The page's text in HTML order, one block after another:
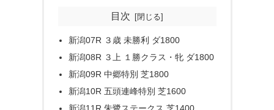
目次
新潟07R ３歳 未勝利 ダ1800
新潟08R ３上 １勝クラス・牝 ダ1800
新潟09R 中郷特別 芝1800
新潟10R 五頭連峰特別 芝1600
新潟11R 朱鷺ステークス 芝1400